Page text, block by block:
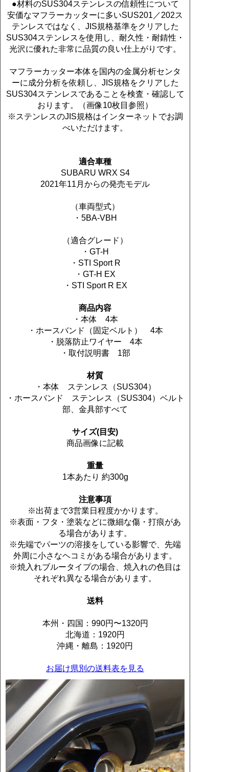
●材料のSUS304ステンレスの信頼性について
安価なマフラーカッターに多いSUS201／202ス
テンレスではなく、JIS規格基準をクリアした
SUS304ステンレスを使用し、耐久性・耐錆性・
光沢に優れた非常に品質の良い仕上がりです。
マフラーカッター本体を国内の金属分析センタ
ーに成分分析を依頼し、JIS規格をクリアした
SUS304ステンレスであることを検査・確認して
おります。（画像10枚目参照）
※ステンレスのJIS規格はインターネットでお調
べいただけます。
適合車種
SUBARU WRX S4
2021年11月からの発売モデル
（車両型式）
・5BA-VBH
（適合グレード）
・GT-H
・STI Sport R
・GT-H EX
・STI Sport R EX
商品内容
・本体 4本
・ホースバンド（固定ベルト） 4本
・脱落防止ワイヤー 4本
・取付説明書 1部
材質
・本体 ステンレス（SUS304）
・ホースバンド ステンレス（SUS304）ベルト
部、金具部すべて
サイズ(目安)
商品画像に記載
重量
1本あたり 約300g
注意事項
※出荷まで3営業日程度かかります。
※表面・フタ・塗装などに微細な傷・打痕があ
る場合があります。
※先端でパーツの溶接をしている影響で、先端
外周に小さなヘコミがある場合があります。
※焼入れブルータイプの場合、焼入れの色目は
それぞれ異なる場合があります。
送料
本州・四国：990円〜1320円
北海道：1920円
沖縄・離島：1920円
お届け県別の送料表を見る